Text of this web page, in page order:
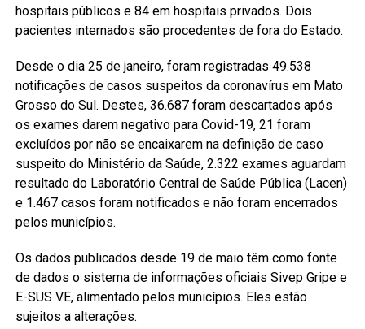
hospitais públicos e 84 em hospitais privados. Dois
pacientes internados são procedentes de fora do Estado.
Desde o dia 25 de janeiro, foram registradas 49.538
notificações de casos suspeitos da coronavírus em Mato
Grosso do Sul. Destes, 36.687 foram descartados após
os exames darem negativo para Covid-19, 21 foram
excluídos por não se encaixarem na definição de caso
suspeito do Ministério da Saúde, 2.322 exames aguardam
resultado do Laboratório Central de Saúde Pública (Lacen)
e 1.467 casos foram notificados e não foram encerrados
pelos municípios.
Os dados publicados desde 19 de maio têm como fonte
de dados o sistema de informações oficiais Sivep Gripe e
E-SUS VE, alimentado pelos municípios. Eles estão
sujeitos a alterações.